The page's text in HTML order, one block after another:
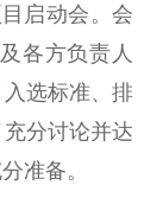
启动会。会
各方负责人
选标准、排
分讨论并达
准备。